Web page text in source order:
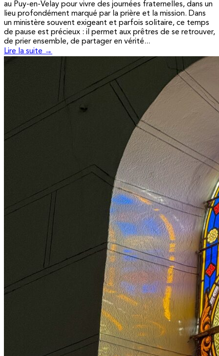
au Puy-en-Velay pour vivre des journées fraternelles, dans un
lieu profondément marqué par la prière et la mission. Dans
un ministère souvent exigeant et parfois solitaire, ce temps
de pause est précieux : il permet aux prêtres de se retrouver,
de prier ensemble, de partager en vérité...
Lire la suite →